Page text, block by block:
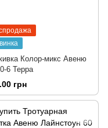
Колор-микс Авеню
6 Терра
грн